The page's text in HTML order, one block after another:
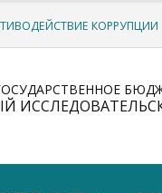
КОРРУПЦИИ